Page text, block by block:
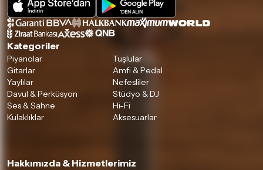
Kategoriler
Piyanolar
Tuşlular
Gitarlar
Amfi & Pedal
Yaylılar
Nefesliler
Davul & Perküsyon
Stüdyo & DJ
Ses & Sahne
Hi-Fi
Kulaklıklar
Aksesuarlar
Hakkımızda & Hizmetlerimiz